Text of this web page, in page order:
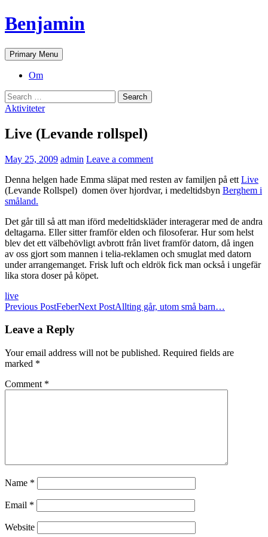
Skip
to
Benjamin
Search
Primary Menu
Om
Search
for:
Aktiviteter
Live (Levande rollspel)
May 25, 2009 admin Leave a comment
Denna helgen hade Emma släpat med resten av familjen på ett Live
(Levande Rollspel) domen över hjordvar, i medeltidsbyn Berghem i
småland.
Det går till så att man iförd medeltidskläder interagerar med de andra
deltagarna. Eller sitter framför elden och filosoferar. Hur som helst
blev det ett välbehövligt avbrott från livet framför datorn, då ingen
av oss gjort som mannen i telia-reklamen och smuglat med datorn
under arrangemanget. Frisk luft och eldrök fick man också i ungefär
lika stora doser på köpet.
live
Post
navigation
Previous PostFeberNext PostAllting går, utom små barn…
Leave a Reply
Your email address will not be published. Required fields are
marked *
Comment *
Name *
Email *
Website